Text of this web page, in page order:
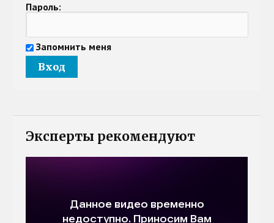
Пароль:
Запомнить меня
Эксперты рекомендуют